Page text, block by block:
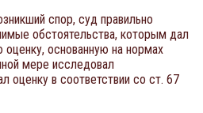
спор, суд правильно
обстоятельства, которым дал
основанную на нормах
мере исследовал
оценку в соответствии со ст. 67